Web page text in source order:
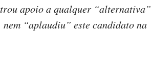
apoio a qualquer “alternativa”
“aplaudiu” este candidato na